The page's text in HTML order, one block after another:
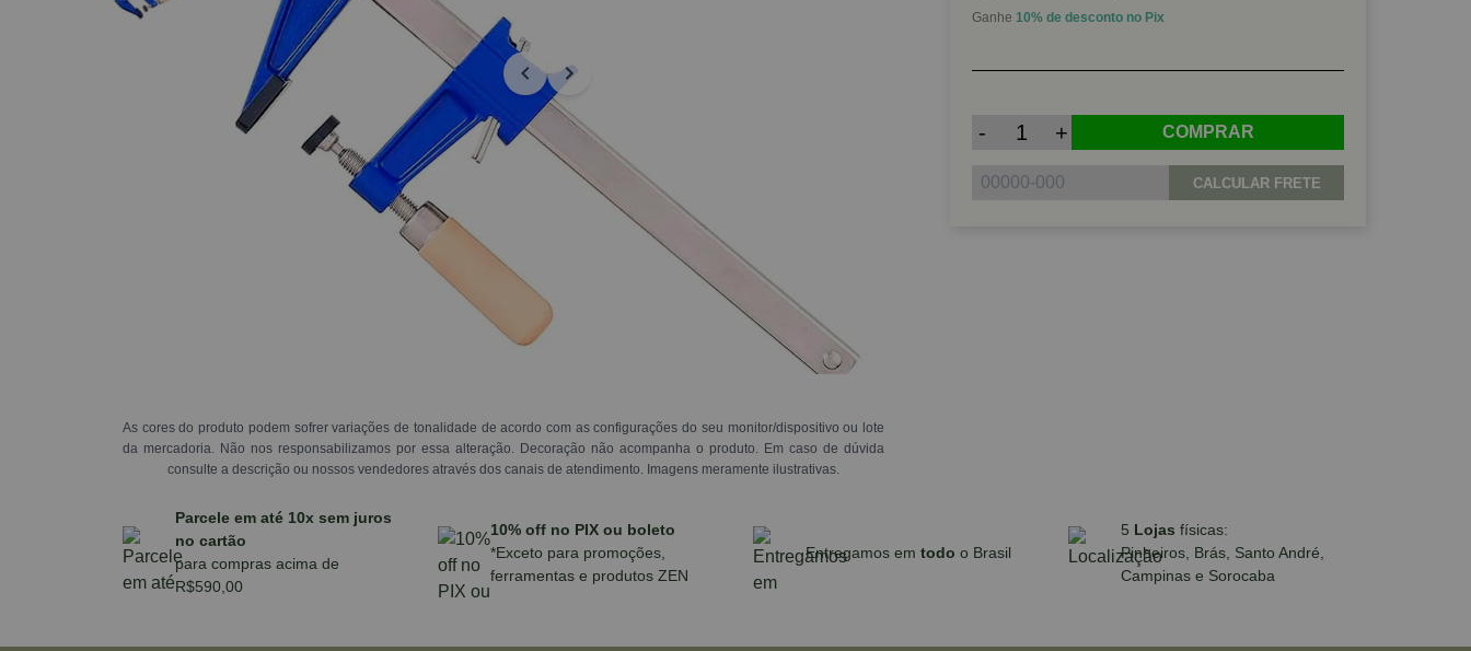
As cores do produto podem sofrer variações de tonalidade de acordo com as configurações do seu monitor/dispositivo ou lote
da mercadoria. Não nos responsabilizamos por essa alteração. Decoração não acompanha o produto. Em caso de dúvida
consulte a descrição ou nossos vendedores através dos canais de atendimento. Imagens meramente ilustrativas.
Ganhe 10% de desconto no Pix
- + COMPRAR
CALCULAR FRETE
Parcele em até 10x sem juros
no cartão
para compras acima de
R$590,00
10% off no PIX ou boleto
*Exceto para promoções,
ferramentas e produtos ZEN
Entregamos em todo o Brasil
5 Lojas físicas:
Pinheiros, Brás, Santo André,
Campinas e Sorocaba